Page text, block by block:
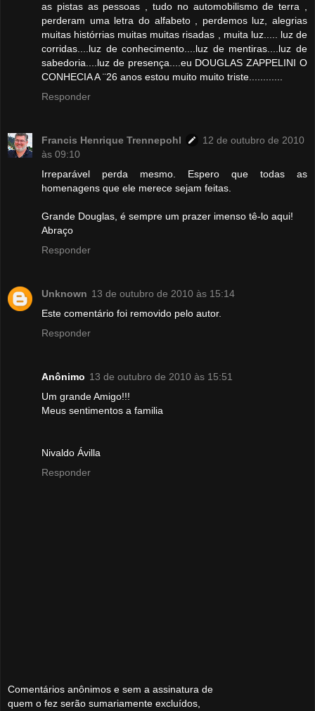
as pistas as pessoas , tudo no automobilismo de terra ,
perderam uma letra do alfabeto , perdemos luz, alegrias
muitas histórrias muitas muitas risadas , muita luz..... luz de
corridas....luz de conhecimento....luz de mentiras....luz de
sabedoria....luz de presença....eu DOUGLAS ZAPPELINI O
CONHECIA A ¨26 anos estou muito muito triste............
Responder
Francis Henrique Trennepohl
12 de outubro de 2010
às 09:10
Irreparável perda mesmo. Espero que todas as
homenagens que ele merece sejam feitas.
Grande Douglas, é sempre um prazer imenso tê-lo aqui!
Abraço
Responder
Unknown 13 de outubro de 2010 às 15:14
Este comentário foi removido pelo autor.
Responder
Anônimo 13 de outubro de 2010 às 15:51
Um grande Amigo!!!
Meus sentimentos a familia
Nivaldo Ávilla
Responder
Comentários anônimos e sem a assinatura de
quem o fez serão sumariamente excluídos,